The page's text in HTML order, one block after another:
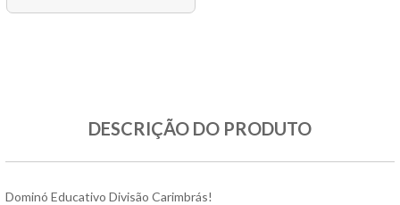
DESCRIÇÃO DO PRODUTO
Dominó Educativo Divisão Carimbrás!